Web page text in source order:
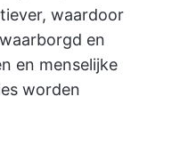
waardoor
en
en menselijke
worden